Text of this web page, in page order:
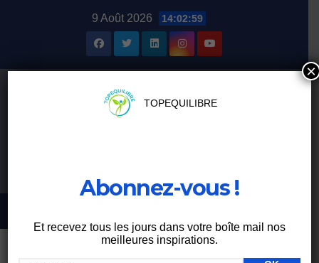
9 Août 2026 14:02:59
TOPEQUILIBRE
Abonnez-vous !
Et recevez tous les jours dans votre boîte mail nos
meilleures inspirations.
×